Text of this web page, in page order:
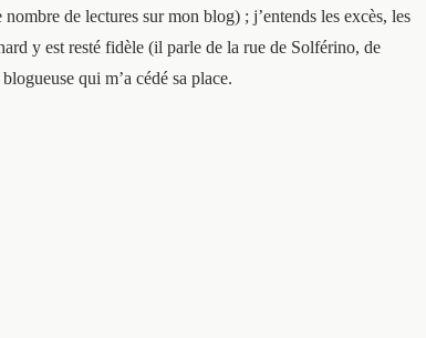
de lectures sur mon blog) ; j’entends les excès, les
y est resté fidèle (il parle de la rue de Solférino, de
qui m’a cédé sa place.